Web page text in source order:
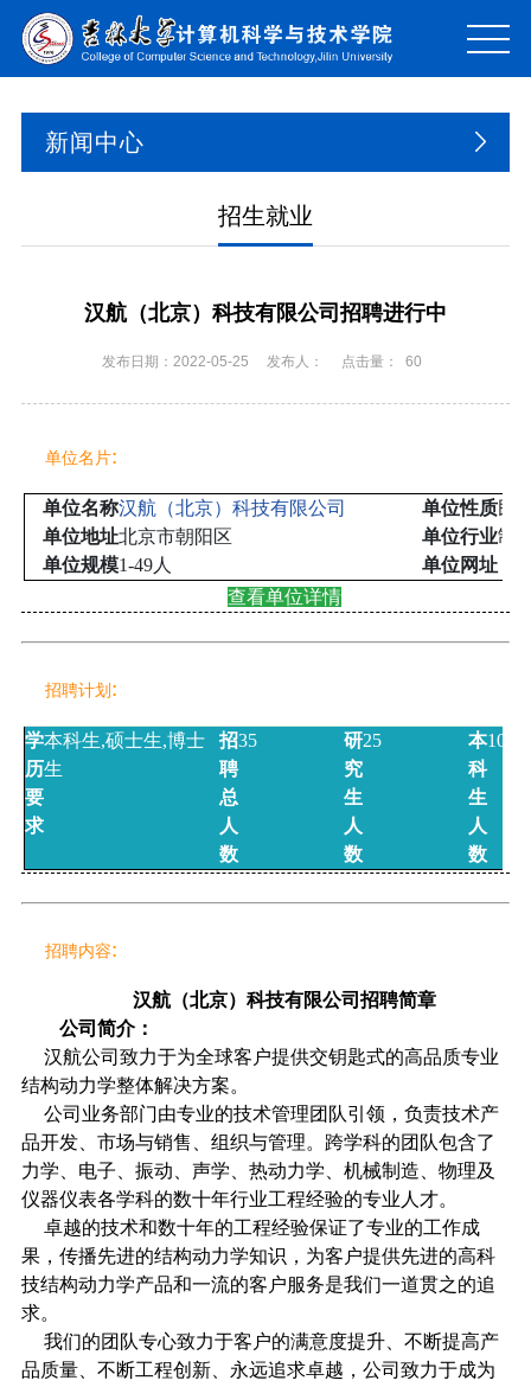
新闻中心
招生就业
汉航（北京）科技有限公司招聘进行中
发布日期：2022-05-25 发布人： 点击量： 60
单位名片:
单位名称汉航（北京）科技有限公司 单位性质民
单位地址北京市朝阳区 单位行业制
单位规模1-49人
单位网址
查看单位详情
招聘计划 :
学
历
要
求
本科生,硕士生,博士
生
招
聘
总
人
数
35
研
究
生
人
数
25
本
科
生
人
数
10
招聘内容:
汉航（北京）科技有限公司招聘简章
公司简介：
汉航公司致力于为全球客户提供交钥匙式的高品质专业
结构动力学整体解决方案。
公司业务部门由专业的技术管理团队引领，负责技术产
品开发、市场与销售、组织与管理。跨学科的团队包含了
力学、电子、振动、声学、热动力学、机械制造、物理及
仪器仪表各学科的数十年行业工程经验的专业人才。
卓越的技术和数十年的工程经验保证了专业的工作成
果，传播先进的结构动力学知识，为客户提供先进的高科
技结构动力学产品和一流的客户服务是我们一道贯之的追
求。
我们的团队专心致力于客户的满意度提升、不断提高产
品质量、不断工程创新、永远追求卓越，公司致力于成为